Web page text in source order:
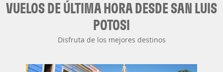
VUELOS DE ÚLTIMA HORA DESDE SAN LUIS
POTOSI
Disfruta de los mejores destinos